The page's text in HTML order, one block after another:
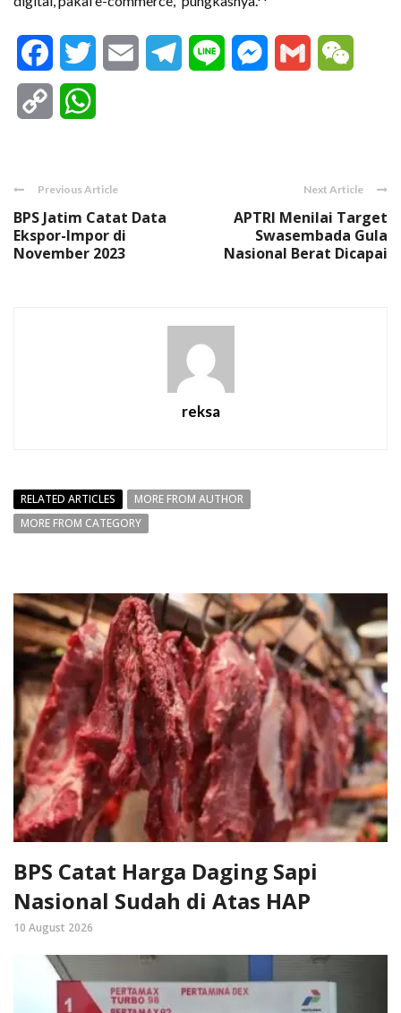
FacebookTwitter Email Telegram
Line Messenger
Gmail
Copy
Previous Article
BPS Jatim Catat Data
Ekspor-Impor di
November 2023
Next Article
APTRI Menilai Target
Swasembada Gula
Nasional Berat Dicapai
reksa
RELATED ARTICLES
MORE FROM AUTHOR
MORE FROM CATEGORY
BPS Catat Harga Daging Sapi
Nasional Sudah di Atas HAP
10 August 2026